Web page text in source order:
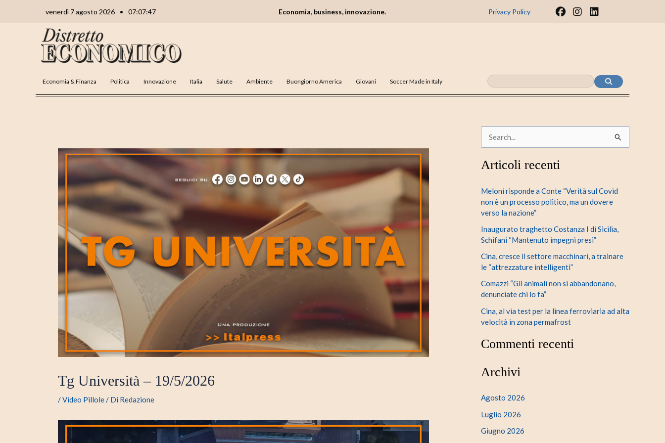
venerdì 7 agosto 2026 • 07:07:48 Economia, business, innovazione. Privacy Policy
F
I
m
L
n
Economia & Finanza Politica Innovazione Italia Salute Ambiente Buongiorno America Giovani Soccer Made in Italy
Tg Università – 19/5/2026
/Video Pillole/ Di Redazione
r
a
:
Articoli recenti
Meloni risponde a Conte “Verità sul Covid
non è un processo politico, ma un dovere
verso la nazione”
Inaugurato traghetto Costanza I di Sicilia,
Schifani “Mantenuto impegni presi”
Cina, cresce il settore macchinari, a trainare
le “attrezzature intelligenti”
Comazzi “Gli animali non si abbandonano,
denunciate chi lo fa”
Cina, al via test per la linea ferroviaria ad alta
velocità in zona permafrost
Commenti recenti
Archivi
Agosto 2026
Luglio 2026
Giugno 2026